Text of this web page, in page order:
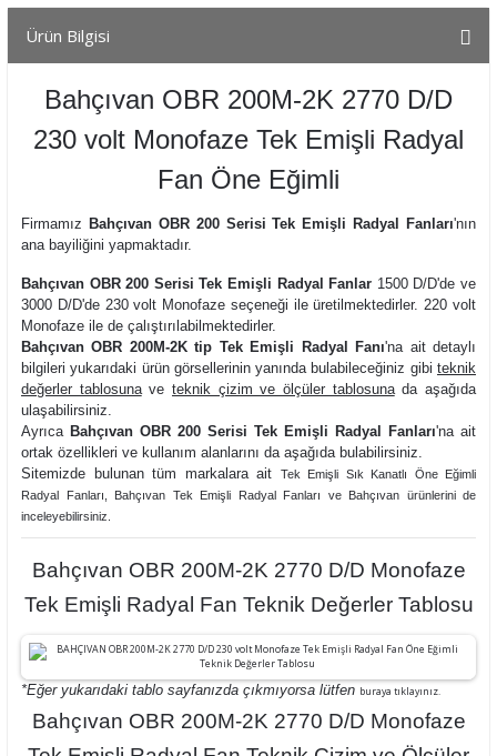
Ürün Bilgisi
Bahçıvan OBR 200M-2K 2770 D/D
230 volt Monofaze Tek Emişli Radyal
Fan Öne Eğimli
Firmamız Bahçıvan OBR 200 Serisi Tek Emişli Radyal Fanları'nın
ana bayiliğini yapmaktadır.
Bahçıvan OBR 200 Serisi Tek Emişli Radyal Fanlar 1500 D/D'de ve
3000 D/D'de 230 volt Monofaze seçeneği ile üretilmektedirler. 220 volt
Monofaze ile de çalıştırılabilmektedirler.
Bahçıvan OBR 200M-2K tip Tek Emişli Radyal Fanı'na ait detaylı
bilgileri yukarıdaki ürün görsellerinin yanında bulabileceğiniz gibi teknik
değerler tablosunaveteknik çizim ve ölçüler tablosunada aşağıda
ulaşabilirsiniz.
Ayrıca Bahçıvan OBR 200 Serisi Tek Emişli Radyal Fanları'na ait
ortak özellikleri ve kullanım alanlarını da aşağıda bulabilirsiniz.
Sitemizde bulunan tüm markalara ait
Tek Emişli Sık Kanatlı Öne Eğimli
Radyal Fanları, Bahçıvan Tek Emişli Radyal Fanları ve Bahçıvan ürünlerini de
inceleyebilirsiniz.
Bahçıvan OBR 200M-2K 2770 D/D Monofaze
Tek Emişli Radyal Fan Teknik Değerler Tablosu
*Eğer yukarıdaki tablo sayfanızda çıkmıyorsa lütfen buraya tıklayınız.
Bahçıvan OBR 200M-2K 2770 D/D Monofaze